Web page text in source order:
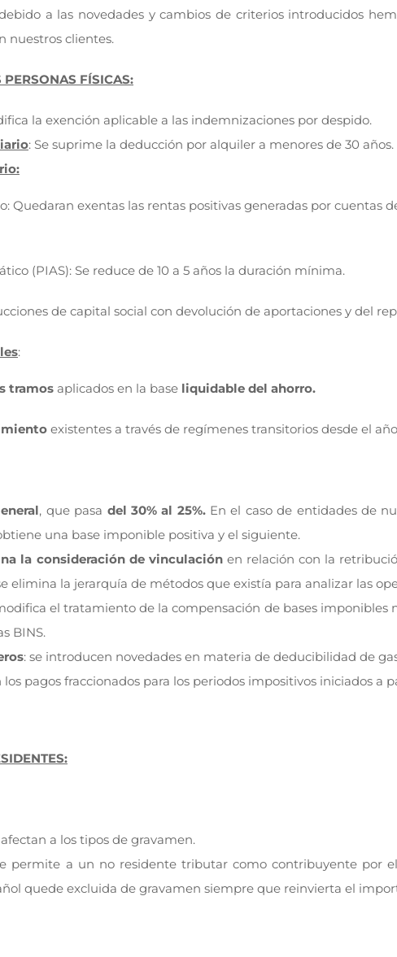
a las novedades y cambios de criterios introducidos
nuestros clientes.
PERSONAS FÍSICAS:
la exención aplicable a las indemnizaciones por despido.
: Se suprime la deducción por alquiler a menores de 30 años.
Quedaran exentas las rentas positivas generadas por
(PIAS): Se reduce de 10 a 5 años la duración mínima.
de capital social con devolución de aportaciones y del
:
tramos aplicados en la base liquidable del ahorro.
existentes a través de regímenes transitorios desde el año
, que pasa del 30% al 25%. En el caso de entidades de
una base imponible positiva y el siguiente.
la consideración de vinculaciónen relación con la
elimina la jerarquía de métodos que existía para analizar las
el tratamiento de la compensación de bases imponibles
BINS.
: se introducen novedades en materia de deducibilidad de
pagos fraccionados para los periodos impositivos iniciados a
a los tipos de gravamen.
permite a un no residente tributar como contribuyente por
quede excluida de gravamen siempre que reinvierta el